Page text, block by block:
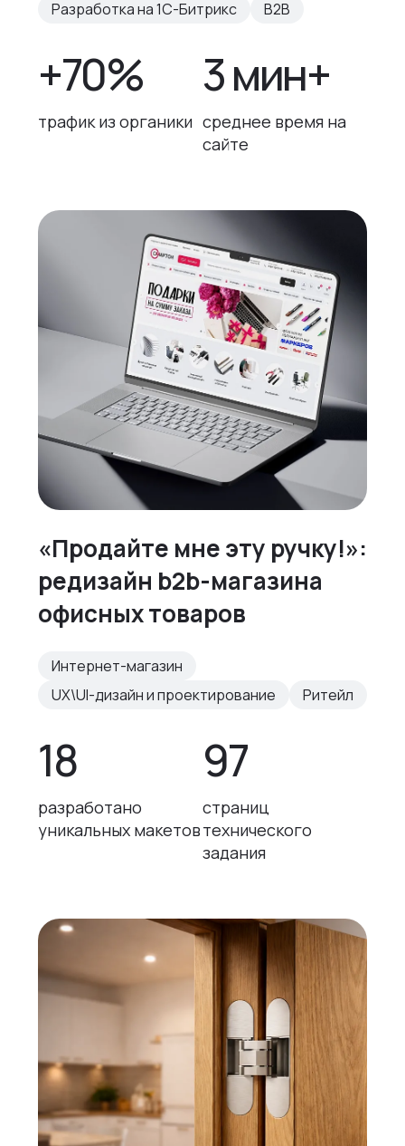
Разработка на 1С-Битрикс
B2B
+70%
трафик из органики
3 мин+
среднее время на
сайте
«Продайте мне эту ручку!»:
редизайн b2b-магазина
офисных товаров
Интернет-магазин
UX\UI-дизайн и проектирование
Ритейл
18
разработано
уникальных макетов
97
страниц
технического
задания